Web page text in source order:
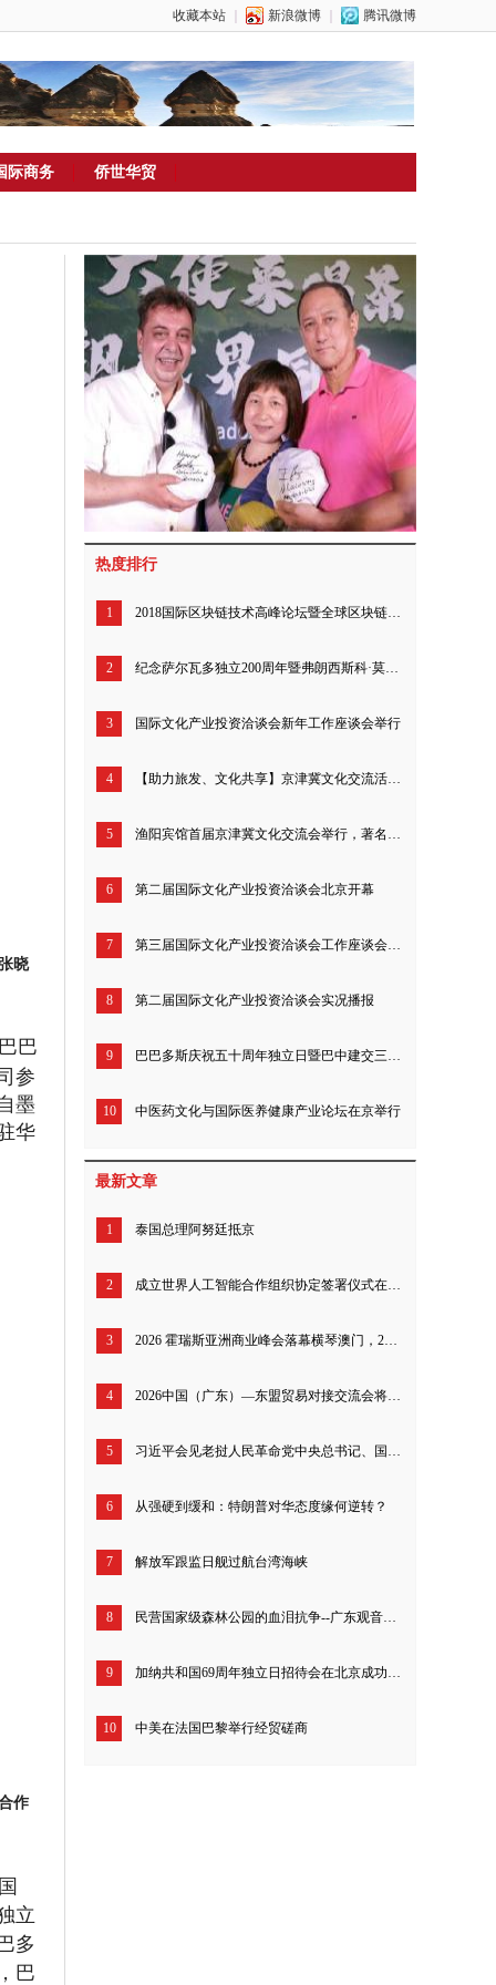
收藏本站 新浪微博 腾讯微博
际商务 侨世华贸
晓
巴
参
墨
华
作
立
多
巴
热度排行
1 2018国际区块链技术高峰论坛暨全球区块链爱好者联盟启动仪式成功举行
2 纪念萨尔瓦多独立200周年暨弗朗西斯科·莫拉桑半身像揭幕仪式举行
3 国际文化产业投资洽谈会新年工作座谈会举行
4 【助力旅发、文化共享】京津冀文化交流活动圆满举行
5 渔阳宾馆首届京津冀文化交流会举行，著名书画家李关生成焦点
6 第二届国际文化产业投资洽谈会北京开幕
7 第三届国际文化产业投资洽谈会工作座谈会暨新闻发布会召开
8 第二届国际文化产业投资洽谈会实况播报
9 巴巴多斯庆祝五十周年独立日暨巴中建交三十九年招待会北京举行
10 中医药文化与国际医养健康产业论坛在京举行
最新文章
1 泰国总理阿努廷抵京
2 成立世界人工智能合作组织协定签署仪式在上海举行
3 2026 霍瑞斯亚洲商业峰会落幕横琴澳门，200 余全球工商领袖共探亚洲全球发展新定位
4 2026中国（广东）—东盟贸易对接交流会将于今日启幕 多维升级粤东盟经贸合作体系
5 习近平会见老挝人民革命党中央总书记、国家主席特使沙伦赛
6 从强硬到缓和：特朗普对华态度缘何逆转？
7 解放军跟监日舰过航台湾海峡
8 民营国家级森林公园的血泪抗争--广东观音山26年来究竟经历了什么？
9 加纳共和国69周年独立日招待会在北京成功举行
10 中美在法国巴黎举行经贸磋商